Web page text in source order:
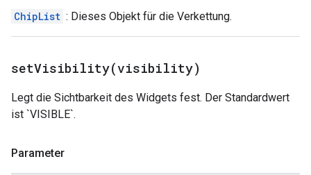
ChipList : Dieses Objekt für die Verkettung.
setVisibility(visibility)
Legt die Sichtbarkeit des Widgets fest. Der Standardwert
ist `VISIBLE`.
Parameter